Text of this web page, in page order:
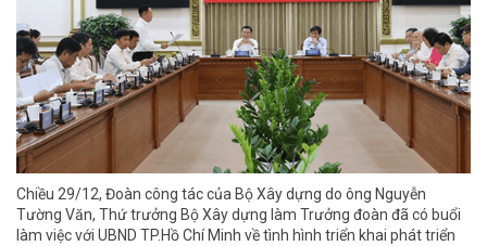
Chiều 29/12, Đoàn công tác của Bộ Xây dựng do ông Nguyễn
Tường Văn, Thứ trưởng Bộ Xây dựng làm Trưởng đoàn đã có buổi
làm việc với UBND TP.Hồ Chí Minh về tình hình triển khai phát triển